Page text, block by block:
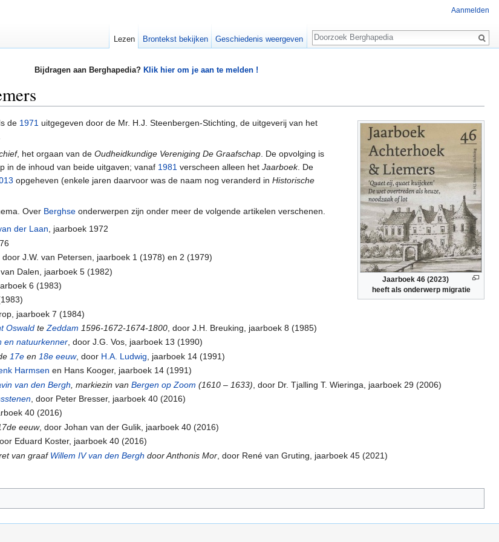
Bijdragen aan Berghapedia? Klik hier om je aan te melden !
Jaarboek 46 (2023)
heeft als onderwerp migratie
de 1971 uitgegeven door de Mr. H.J. Steenbergen-Stichting, de uitgeverij van het
, het orgaan van de Oudheidkundige Vereniging De Graafschap. De opvolging is
in de inhoud van beide uitgaven; vanaf 1981 verscheen alleen het Jaarboek. De
opgeheven (enkele jaren daarvoor was de naam nog veranderd in Historische
Over Berghse onderwerpen zijn onder meer de volgende artikelen verschenen.
der Laan, jaarboek 1972
, door J.W. van Petersen, jaarboek 1 (1978) en 2 (1979)
van Dalen, jaarboek 5 (1982)
6 (1983)
jaarboek 7 (1984)
Oswald teZeddam 1596-1672-1674-1800 , door J.H. Breuking, jaarboek 8 (1985)
en natuurkenner, door J.G. Vos, jaarboek 13 (1990)
17e en 18e eeuw, door H.A. Ludwig , jaarboek 14 (1991)
Harmsen en Hans Kooger, jaarboek 14 (1991)
van den Bergh , markiezin vanBergen op Zoom (1610 – 1633) , door Dr. Tjalling T. Wieringa, jaarboek 29 (2006)
, door Peter Bresser, jaarboek 40 (2016)
40 (2016)
eeuw, door Johan van der Gulik, jaarboek 40 (2016)
Eduard Koster, jaarboek 40 (2016)
van graaf Willem IV van den Bergh door Anthonis Mor , door René van Gruting, jaarboek 45 (2021)
Aanmelden
Lezen Brontekst bekijken Geschiedenis weergeven
Zoeken